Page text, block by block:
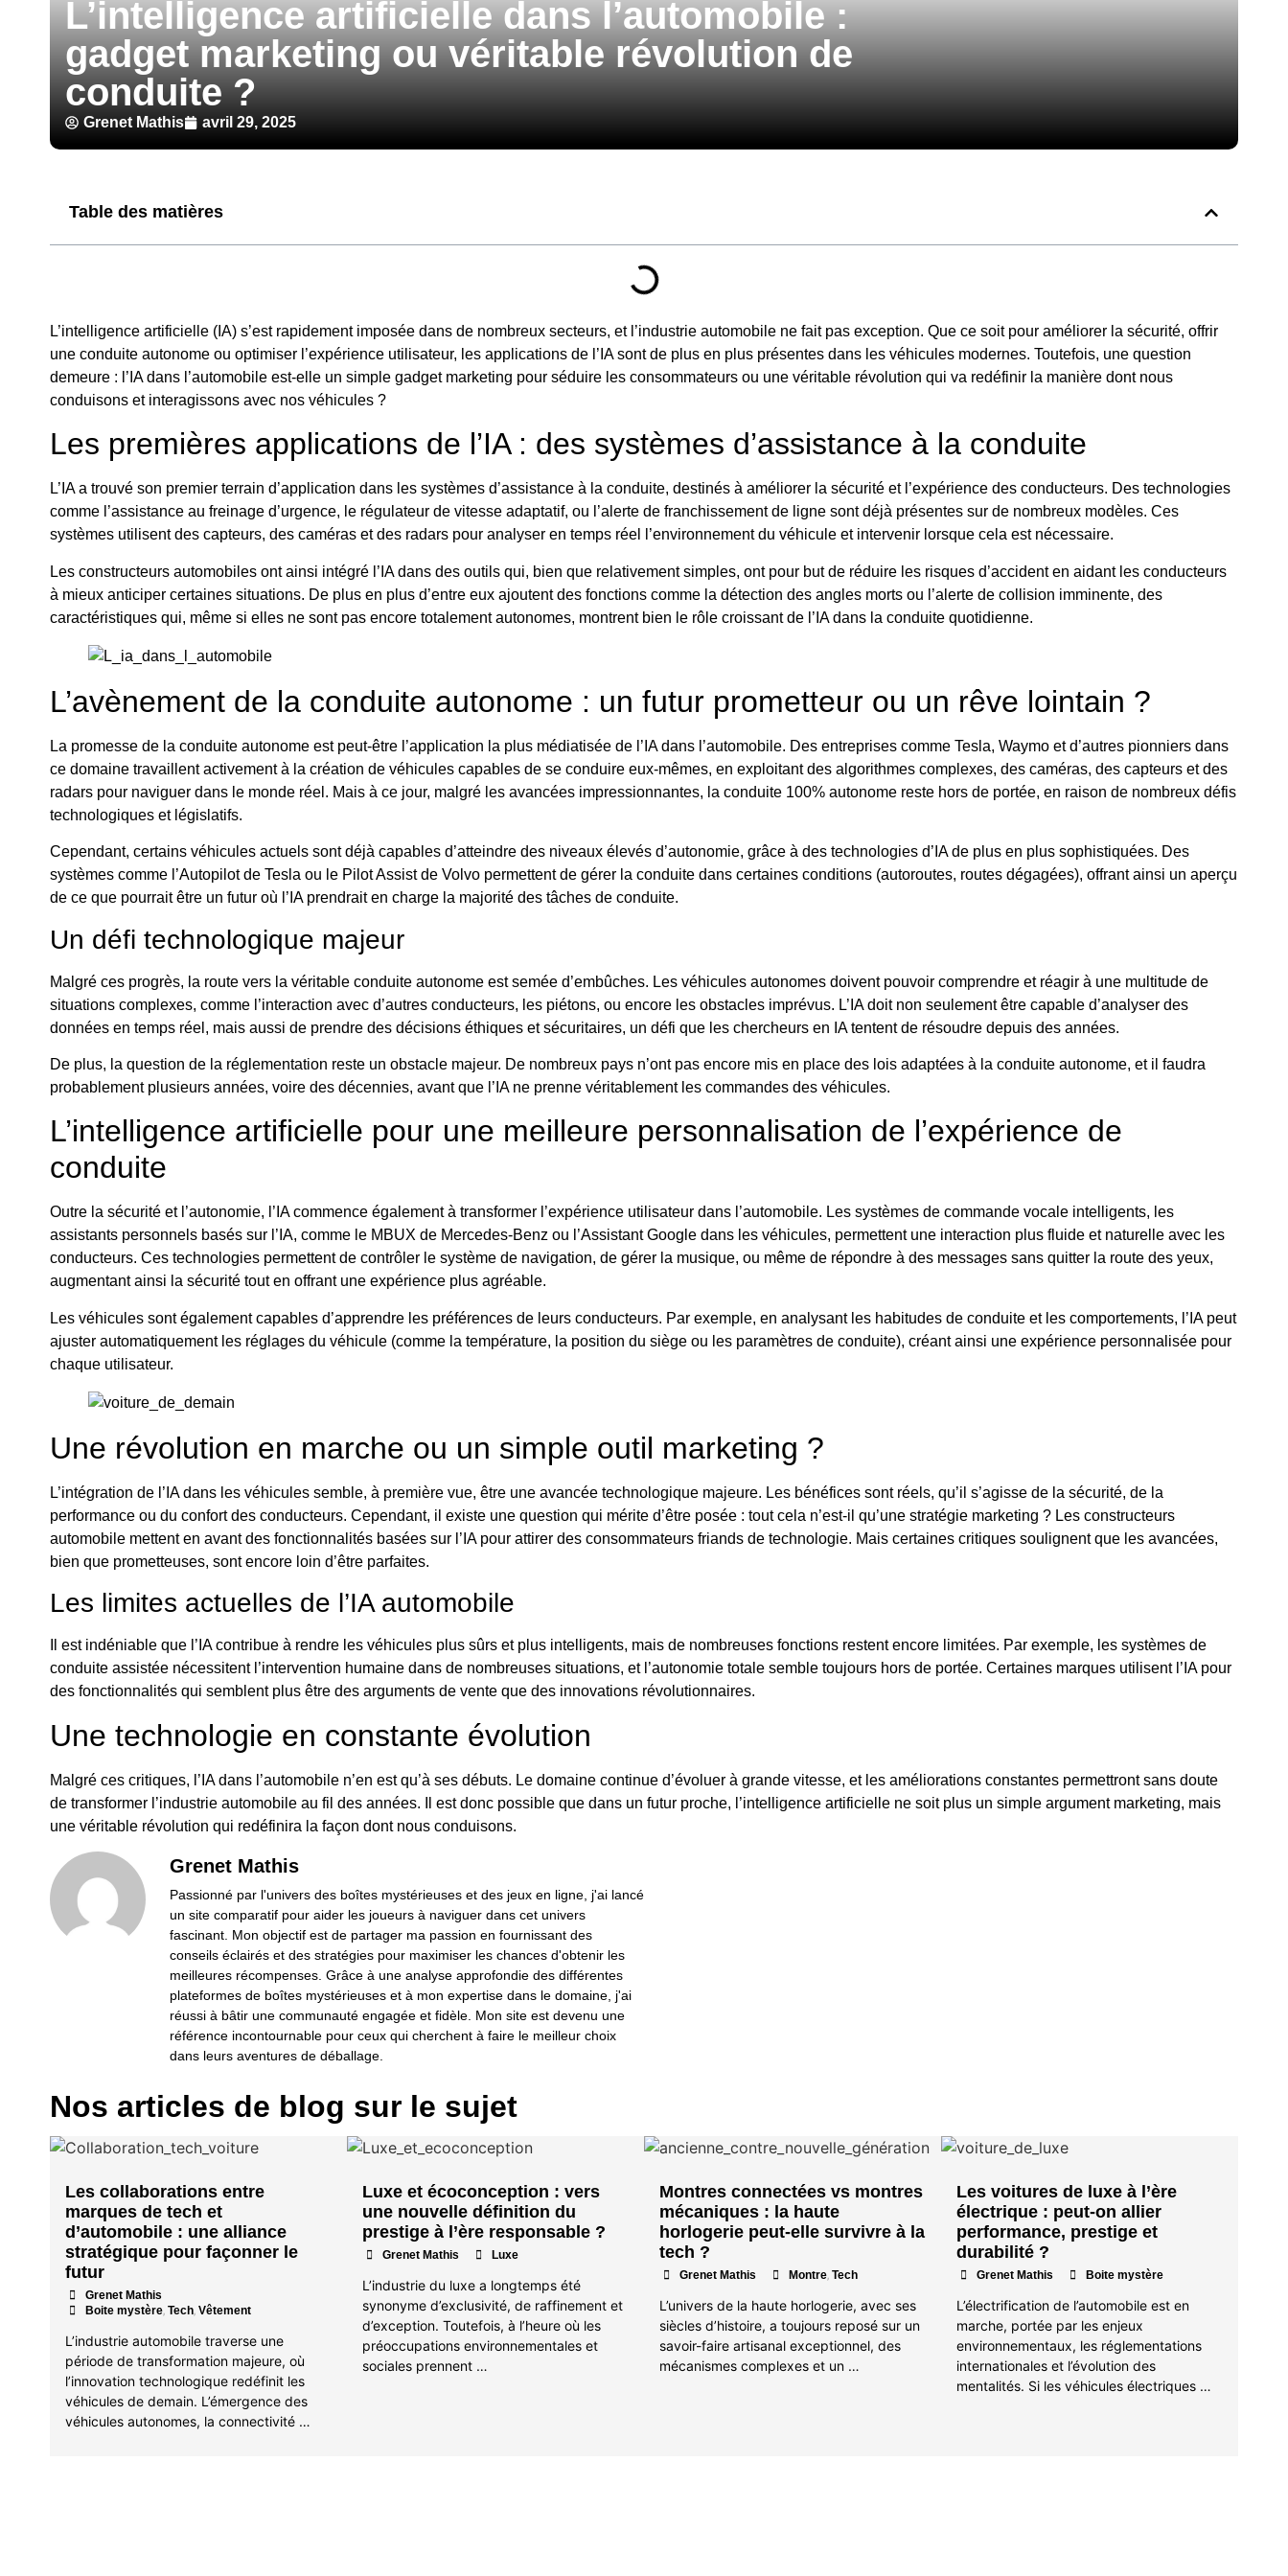
L’intelligence artificielle dans l’automobile :
gadget marketing ou véritable révolution de
conduite ?
Grenet Mathis avril 29, 2025
Table des matières
L’intelligence artificielle (IA) s’est rapidement imposée dans de nombreux secteurs, et l’industrie automobile ne fait pas exception. Que ce soit pour améliorer la sécurité, offrir
une conduite autonome ou optimiser l’expérience utilisateur, les applications de l’IA sont de plus en plus présentes dans les véhicules modernes. Toutefois, une question
demeure : l’IA dans l’automobile est-elle un simple gadget marketing pour séduire les consommateurs ou une véritable révolution qui va redéfinir la manière dont nous
conduisons et interagissons avec nos véhicules ?
Les premières applications de l’IA : des systèmes d’assistance à la conduite
L’IA a trouvé son premier terrain d’application dans les systèmes d’assistance à la conduite, destinés à améliorer la sécurité et l’expérience des conducteurs. Des technologies
comme l’assistance au freinage d’urgence, le régulateur de vitesse adaptatif, ou l’alerte de franchissement de ligne sont déjà présentes sur de nombreux modèles. Ces
systèmes utilisent des capteurs, des caméras et des radars pour analyser en temps réel l’environnement du véhicule et intervenir lorsque cela est nécessaire.
Les constructeurs automobiles ont ainsi intégré l’IA dans des outils qui, bien que relativement simples, ont pour but de réduire les risques d’accident en aidant les conducteurs
à mieux anticiper certaines situations. De plus en plus d’entre eux ajoutent des fonctions comme la détection des angles morts ou l’alerte de collision imminente, des
caractéristiques qui, même si elles ne sont pas encore totalement autonomes, montrent bien le rôle croissant de l’IA dans la conduite quotidienne.
L’avènement de la conduite autonome : un futur prometteur ou un rêve lointain ?
La promesse de la conduite autonome est peut-être l’application la plus médiatisée de l’IA dans l’automobile. Des entreprises comme Tesla, Waymo et d’autres pionniers dans
ce domaine travaillent activement à la création de véhicules capables de se conduire eux-mêmes, en exploitant des algorithmes complexes, des caméras, des capteurs et des
radars pour naviguer dans le monde réel. Mais à ce jour, malgré les avancées impressionnantes, la conduite 100% autonome reste hors de portée, en raison de nombreux défis
technologiques et législatifs.
Cependant, certains véhicules actuels sont déjà capables d’atteindre des niveaux élevés d’autonomie, grâce à des technologies d’IA de plus en plus sophistiquées. Des
systèmes comme l’Autopilot de Tesla ou le Pilot Assist de Volvo permettent de gérer la conduite dans certaines conditions (autoroutes, routes dégagées), offrant ainsi un aperçu
de ce que pourrait être un futur où l’IA prendrait en charge la majorité des tâches de conduite.
Un défi technologique majeur
Malgré ces progrès, la route vers la véritable conduite autonome est semée d’embûches. Les véhicules autonomes doivent pouvoir comprendre et réagir à une multitude de
situations complexes, comme l’interaction avec d’autres conducteurs, les piétons, ou encore les obstacles imprévus. L’IA doit non seulement être capable d’analyser des
données en temps réel, mais aussi de prendre des décisions éthiques et sécuritaires, un défi que les chercheurs en IA tentent de résoudre depuis des années.
De plus, la question de la réglementation reste un obstacle majeur. De nombreux pays n’ont pas encore mis en place des lois adaptées à la conduite autonome, et il faudra
probablement plusieurs années, voire des décennies, avant que l’IA ne prenne véritablement les commandes des véhicules.
L’intelligence artificielle pour une meilleure personnalisation de l’expérience de
conduite
Outre la sécurité et l’autonomie, l’IA commence également à transformer l’expérience utilisateur dans l’automobile. Les systèmes de commande vocale intelligents, les
assistants personnels basés sur l’IA, comme le MBUX de Mercedes-Benz ou l’Assistant Google dans les véhicules, permettent une interaction plus fluide et naturelle avec les
conducteurs. Ces technologies permettent de contrôler le système de navigation, de gérer la musique, ou même de répondre à des messages sans quitter la route des yeux,
augmentant ainsi la sécurité tout en offrant une expérience plus agréable.
Les véhicules sont également capables d’apprendre les préférences de leurs conducteurs. Par exemple, en analysant les habitudes de conduite et les comportements, l’IA peut
ajuster automatiquement les réglages du véhicule (comme la température, la position du siège ou les paramètres de conduite), créant ainsi une expérience personnalisée pour
chaque utilisateur.
Une révolution en marche ou un simple outil marketing ?
L’intégration de l’IA dans les véhicules semble, à première vue, être une avancée technologique majeure. Les bénéfices sont réels, qu’il s’agisse de la sécurité, de la
performance ou du confort des conducteurs. Cependant, il existe une question qui mérite d’être posée : tout cela n’est-il qu’une stratégie marketing ? Les constructeurs
automobile mettent en avant des fonctionnalités basées sur l’IA pour attirer des consommateurs friands de technologie. Mais certaines critiques soulignent que les avancées,
bien que prometteuses, sont encore loin d’être parfaites.
Les limites actuelles de l’IA automobile
Il est indéniable que l’IA contribue à rendre les véhicules plus sûrs et plus intelligents, mais de nombreuses fonctions restent encore limitées. Par exemple, les systèmes de
conduite assistée nécessitent l’intervention humaine dans de nombreuses situations, et l’autonomie totale semble toujours hors de portée. Certaines marques utilisent l’IA pour
des fonctionnalités qui semblent plus être des arguments de vente que des innovations révolutionnaires.
Une technologie en constante évolution
Malgré ces critiques, l’IA dans l’automobile n’en est qu’à ses débuts. Le domaine continue d’évoluer à grande vitesse, et les améliorations constantes permettront sans doute
de transformer l’industrie automobile au fil des années. Il est donc possible que dans un futur proche, l’intelligence artificielle ne soit plus un simple argument marketing, mais
une véritable révolution qui redéfinira la façon dont nous conduisons.
Grenet Mathis
Passionné par l'univers des boîtes mystérieuses et des jeux en ligne, j'ai lancé
un site comparatif pour aider les joueurs à naviguer dans cet univers
fascinant. Mon objectif est de partager ma passion en fournissant des
conseils éclairés et des stratégies pour maximiser les chances d'obtenir les
meilleures récompenses. Grâce à une analyse approfondie des différentes
plateformes de boîtes mystérieuses et à mon expertise dans le domaine, j'ai
réussi à bâtir une communauté engagée et fidèle. Mon site est devenu une
référence incontournable pour ceux qui cherchent à faire le meilleur choix
dans leurs aventures de déballage.
Nos articles de blog sur le sujet
Les collaborations entre
marques de tech et
d’automobile : une alliance
stratégique pour façonner le
futur
Grenet Mathis
Boite mystère Tech Vêtement
L’industrie automobile traverse une
période de transformation majeure, où
l’innovation technologique redéfinit les
véhicules de demain. L’émergence des
véhicules autonomes, la connectivité …
Luxe et écoconception : vers
une nouvelle définition du
prestige à l’ère responsable ?
Grenet Mathis Luxe
L’industrie du luxe a longtemps été
synonyme d’exclusivité, de raffinement et
d’exception. Toutefois, à l’heure où les
préoccupations environnementales et
sociales prennent …
Montres connectées vs montres
mécaniques : la haute
horlogerie peut-elle survivre à la
tech ?
Grenet Mathis Montre Tech
L’univers de la haute horlogerie, avec ses
siècles d’histoire, a toujours reposé sur un
savoir-faire artisanal exceptionnel, des
mécanismes complexes et un …
Les voitures de luxe à l’ère
électrique : peut-on allier
performance, prestige et
durabilité ?
Grenet Mathis Boite mystère
L’électrification de l’automobile est en
marche, portée par les enjeux
environnementaux, les réglementations
internationales et l’évolution des
mentalités. Si les véhicules électriques …